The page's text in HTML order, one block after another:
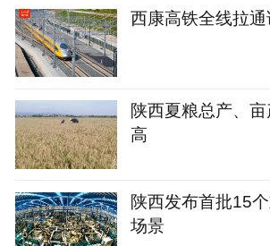
西康高铁全线拉
陕西夏粮总产、
高
陕西发布首批15
场景